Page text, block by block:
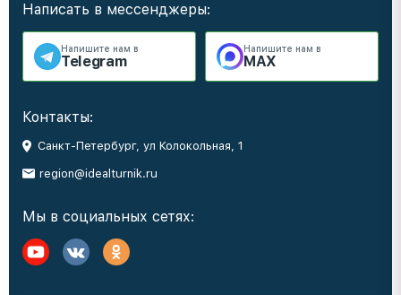
Написать в мессенджеры:
Напишите нам в
Telegram
Напишите нам в
MAX
Контакты:
Санкт-Петербург, ул Колокольная, 1
region@idealturnik.ru
Мы в социальных сетях: